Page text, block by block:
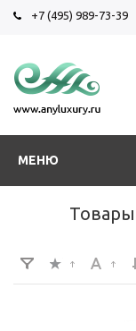
+7 (495) 989-73-39
МЕНЮ